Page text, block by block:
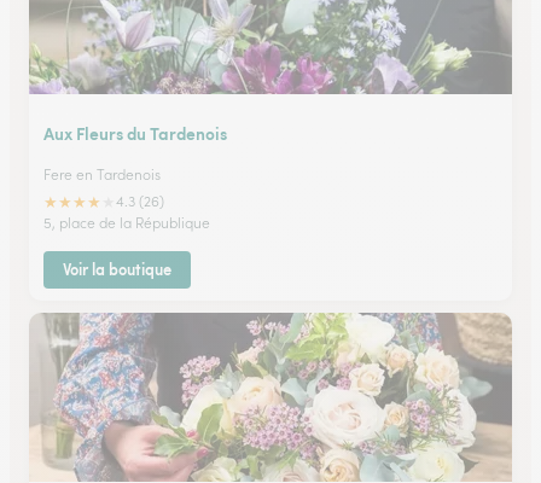
Aux Fleurs du Tardenois
Fere en Tardenois
★★★★
4.3 (26)
5, place de la République
Voir la boutique